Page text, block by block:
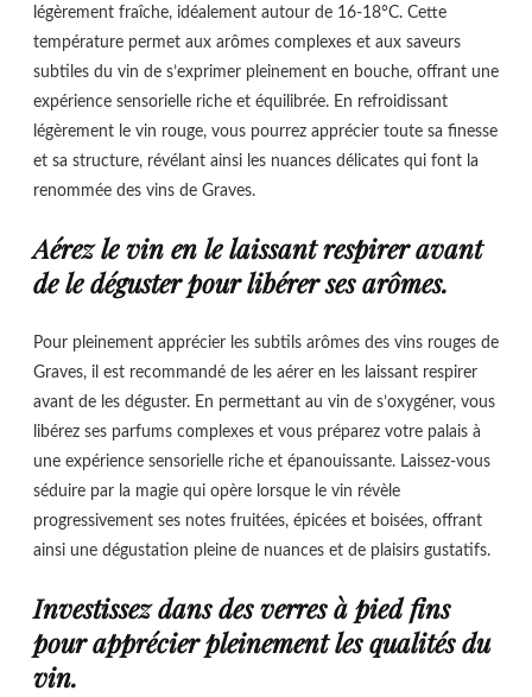
légèrement fraîche, idéalement autour de 16-18°C. Cette
température permet aux arômes complexes et aux saveurs
subtiles du vin de s’exprimer pleinement en bouche, offrant une
expérience sensorielle riche et équilibrée. En refroidissant
légèrement le vin rouge, vous pourrez apprécier toute sa finesse
et sa structure, révélant ainsi les nuances délicates qui font la
renommée des vins de Graves.
Aérez le vin en le laissant respirer avant
de le déguster pour libérer ses arômes.
Pour pleinement apprécier les subtils arômes des vins rouges de
Graves, il est recommandé de les aérer en les laissant respirer
avant de les déguster. En permettant au vin de s’oxygéner, vous
libérez ses parfums complexes et vous préparez votre palais à
une expérience sensorielle riche et épanouissante. Laissez-vous
séduire par la magie qui opère lorsque le vin révèle
progressivement ses notes fruitées, épicées et boisées, offrant
ainsi une dégustation pleine de nuances et de plaisirs gustatifs.
Investissez dans des verres à pied fins
pour apprécier pleinement les qualités du
vin.